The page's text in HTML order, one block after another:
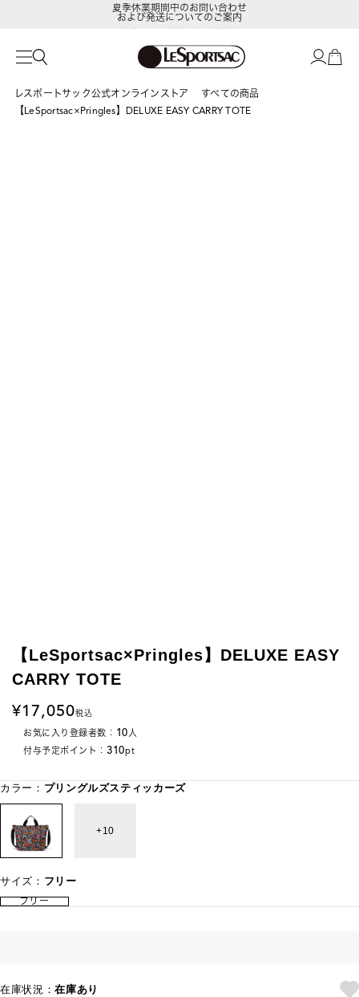
LeSportsac Member's Club
ポイントアップキャンペーン開催中
および発送についてのご案内
レスポートサック公式オンラインストア
すべての商品
【LeSportsac×Pringles】DELUXE EASY CARRY TOTE
【LeSportsac×Pringles】DELUXE EASY
CARRY TOTE
17,050税込
お気に入り登録者数： 10人
付与予定ポイント： 310pt
カラー： プリングルズスティッカーズ
10
サイズ： フリー
フリー
在庫状況：在庫あり